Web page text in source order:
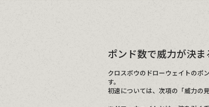
ポンド数で威力が決ま
クロスボウのドローウェイトのポ
す。
初速については、次項の「威力の